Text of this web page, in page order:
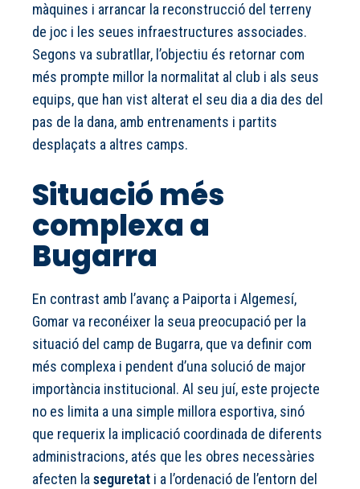
màquines i arrancar la reconstrucció del terreny
de joc i les seues infraestructures associades.
Segons va subratllar, l’objectiu és retornar com
més prompte millor la normalitat al club i als seus
equips, que han vist alterat el seu dia a dia des del
pas de la dana, amb entrenaments i partits
desplaçats a altres camps.
Situació més
complexa a
Bugarra
En contrast amb l’avanç a Paiporta i Algemesí,
Gomar va reconéixer la seua preocupació per la
situació del camp de Bugarra, que va definir com
més complexa i pendent d’una solució de major
importància institucional. Al seu juí, este projecte
no es limita a una simple millora esportiva, sinó
que requerix la implicació coordinada de diferents
administracions, atés que les obres necessàries
afecten la seguretat i a l’ordenació de l’entorn del